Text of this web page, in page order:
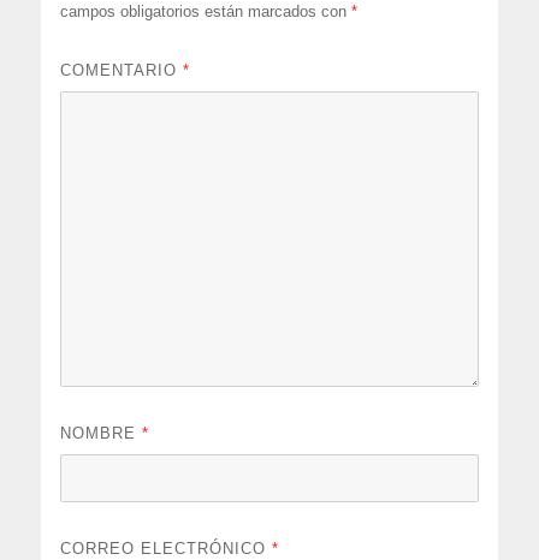
campos obligatorios están marcados con*
COMENTARIO*
NOMBRE*
CORREO ELECTRÓNICO*